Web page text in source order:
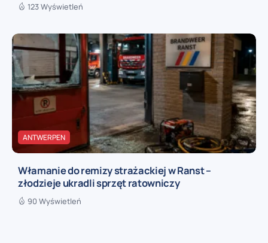
123 Wyświetleń
ANTWERPEN
Włamanie do remizy strażackiej w Ranst –
złodzieje ukradli sprzęt ratowniczy
90 Wyświetleń